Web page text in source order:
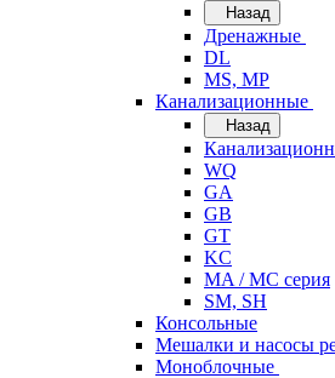
Назад
Дренажные
DL
MS, MP
Канализационные
Назад
WQ
GA
GB
GT
KC
MA / MC серия
SM, SH
Консольные
Мешалки и насосы
Моноблочные